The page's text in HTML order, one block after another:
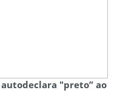
"preto” ao